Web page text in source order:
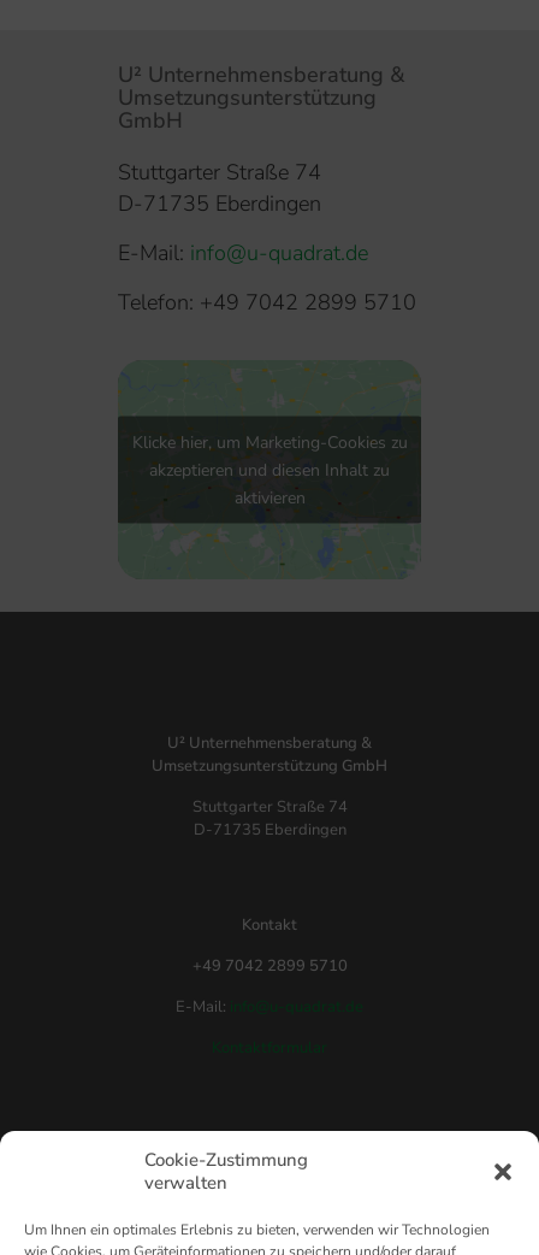
Cookie-Zustimmung
verwalten
Um Ihnen ein optimales Erlebnis zu bieten, verwenden wir Technologien
U² Unternehmensberatung &
Umsetzungsunterstützung
GmbH
Stuttgarter Straße 74
D-71735 Eberdingen
E-Mail: info@u-quadrat.de
Telefon: +49 7042 2899 5710
Klicke hier, um Marketing-Cookies zu
akzeptieren und diesen Inhalt zu
aktivieren
U² Unternehmensberatung &
Umsetzungsunterstützung GmbH
Stuttgarter Straße 74
D-71735 Eberdingen
Kontakt
+49 7042 2899 5710
E-Mail:
Datenschutz